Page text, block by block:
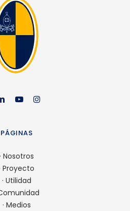
youtube
PÁGINAS
· Nosotros
Proyecto
· Utilidad
· Medios